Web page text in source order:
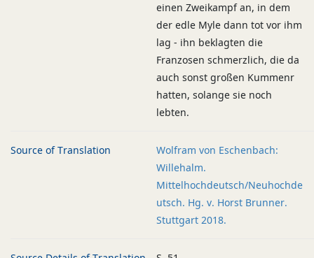
einen Zweikampf an, in dem
der edle Myle dann tot vor ihm
lag - ihn beklagten die
Franzosen schmerzlich, die da
auch sonst großen Kummenr
hatten, solange sie noch
lebten.
Source of Translation
Wolfram von Eschenbach:
Willehalm.
Mittelhochdeutsch/Neuhochde
utsch. Hg. v. Horst Brunner.
Stuttgart 2018.